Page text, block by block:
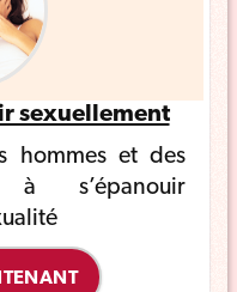
sexuellement
hommes et des
à s’épanouir